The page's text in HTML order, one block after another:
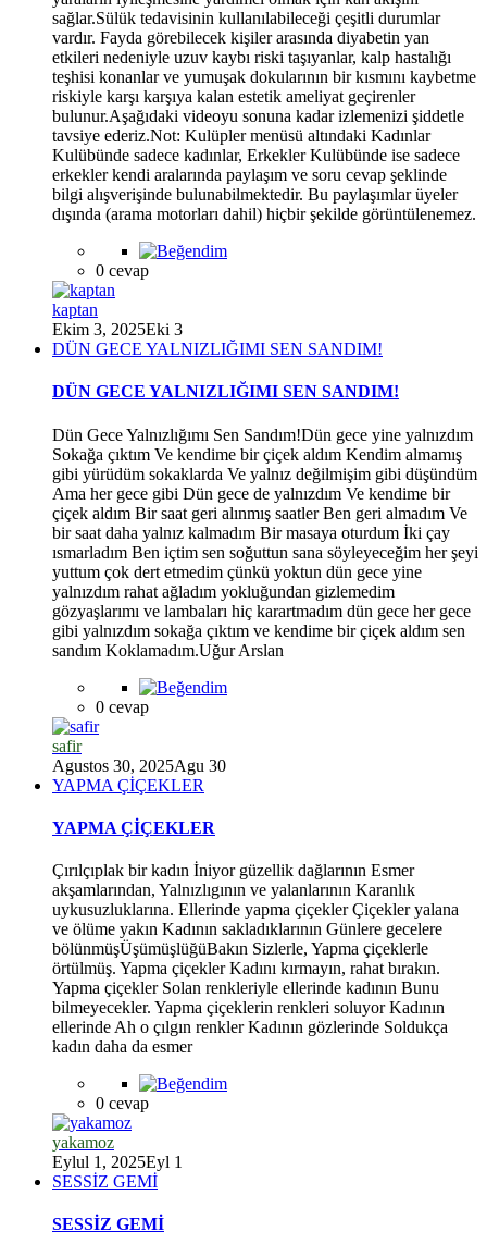
sağlar.Sülük tedavisinin kullanılabileceği çeşitli durumlar
vardır. Fayda görebilecek kişiler arasında diyabetin yan
etkileri nedeniyle uzuv kaybı riski taşıyanlar, kalp hastalığı
teşhisi konanlar ve yumuşak dokularının bir kısmını kaybetme
riskiyle karşı karşıya kalan estetik ameliyat geçirenler
bulunur.Aşağıdaki videoyu sonuna kadar izlemenizi şiddetle
tavsiye ederiz.Not: Kulüpler menüsü altındaki Kadınlar
Kulübünde sadece kadınlar, Erkekler Kulübünde ise sadece
erkekler kendi aralarında paylaşım ve soru cevap şeklinde
bilgi alışverişinde bulunabilmektedir. Bu paylaşımlar üyeler
dışında (arama motorları dahil) hiçbir şekilde görüntülenemez.
0 cevap
kaptan
Ekim 3, 2025Eki 3
DÜN GECE YALNIZLIĞIMI SEN SANDIM!
DÜN GECE YALNIZLIĞIMI SEN SANDIM!
Dün Gece Yalnızlığımı Sen Sandım!Dün gece yine yalnızdım
Sokağa çıktım Ve kendime bir çiçek aldım Kendim almamış
gibi yürüdüm sokaklarda Ve yalnız değilmişim gibi düşündüm
Ama her gece gibi Dün gece de yalnızdım Ve kendime bir
çiçek aldım Bir saat geri alınmış saatler Ben geri almadım Ve
bir saat daha yalnız kalmadım Bir masaya oturdum İki çay
ısmarladım Ben içtim sen soğuttun sana söyleyeceğim her şeyi
yuttum çok dert etmedim çünkü yoktun dün gece yine
yalnızdım rahat ağladım yokluğundan gizlemedim
gözyaşlarımı ve lambaları hiç karartmadım dün gece her gece
gibi yalnızdım sokağa çıktım ve kendime bir çiçek aldım sen
sandım Koklamadım.Uğur Arslan
0 cevap
safir
Agustos 30, 2025Agu 30
YAPMA ÇİÇEKLER
YAPMA ÇİÇEKLER
Çırılçıplak bir kadın İniyor güzellik dağlarının Esmer
akşamlarından, Yalnızlıgının ve yalanlarının Karanlık
uykusuzluklarına. Ellerinde yapma çiçekler Çiçekler yalana
ve ölüme yakın Kadının sakladıklarının Günlere gecelere
bölünmüşÜşümüşlüğüBakın Sizlerle, Yapma çiçeklerle
örtülmüş. Yapma çiçekler Kadını kırmayın, rahat bırakın.
Yapma çiçekler Solan renkleriyle ellerinde kadının Bunu
bilmeyecekler. Yapma çiçeklerin renkleri soluyor Kadının
ellerinde Ah o çılgın renkler Kadının gözlerinde Soldukça
kadın daha da esmer
0 cevap
yakamoz
Eylul 1, 2025Eyl 1
SESSİZ GEMİ
SESSİZ GEMİ
*